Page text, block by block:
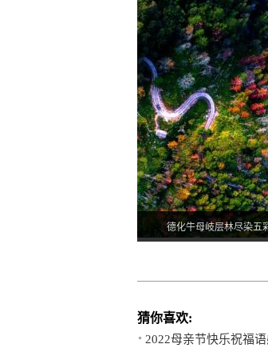
德化牛母岐层林尽染五
猜你喜欢:
2022母亲节快乐祝福